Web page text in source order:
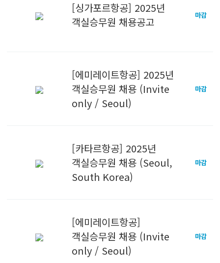
[싱가포르항공] 2025년
객실승무원 채용공고
마감
[에미레이트항공] 2025년
객실승무원 채용 (Invite
only / Seoul)
마감
[카타르항공] 2025년
객실승무원 채용 (Seoul,
South Korea)
마감
[에미레이트항공]
객실승무원 채용 (Invite
only / Seoul)
마감